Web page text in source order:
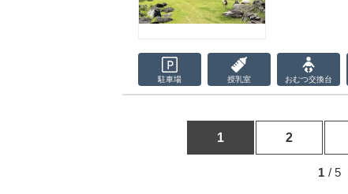
駐車場 授乳室 おむつ交換台
1 2
1 / 5